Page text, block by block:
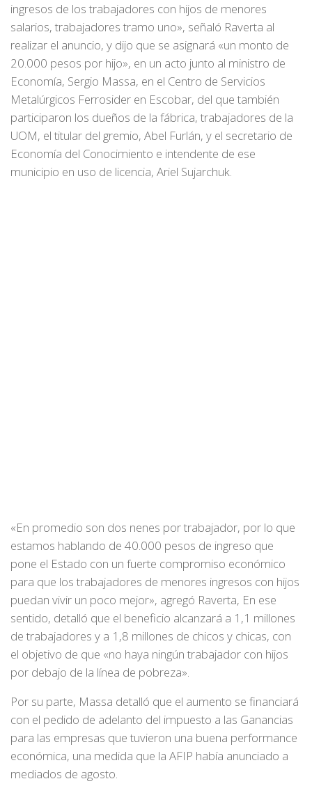
ingresos de los trabajadores con hijos de menores
salarios, trabajadores tramo uno», señaló Raverta al
realizar el anuncio, y dijo que se asignará «un monto de
20.000 pesos por hijo», en un acto junto al ministro de
Economía, Sergio Massa, en el Centro de Servicios
Metalúrgicos Ferrosider en Escobar, del que también
participaron los dueños de la fábrica, trabajadores de la
UOM, el titular del gremio, Abel Furlán, y el secretario de
Economía del Conocimiento e intendente de ese
municipio en uso de licencia, Ariel Sujarchuk.
«En promedio son dos nenes por trabajador, por lo que
estamos hablando de 40.000 pesos de ingreso que
pone el Estado con un fuerte compromiso económico
para que los trabajadores de menores ingresos con hijos
puedan vivir un poco mejor», agregó Raverta, En ese
sentido, detalló que el beneficio alcanzará a 1,1 millones
de trabajadores y a 1,8 millones de chicos y chicas, con
el objetivo de que «no haya ningún trabajador con hijos
por debajo de la línea de pobreza».
Por su parte, Massa detalló que el aumento se financiará
con el pedido de adelanto del impuesto a las Ganancias
para las empresas que tuvieron una buena performance
económica, una medida que la AFIP había anunciado a
mediados de agosto.